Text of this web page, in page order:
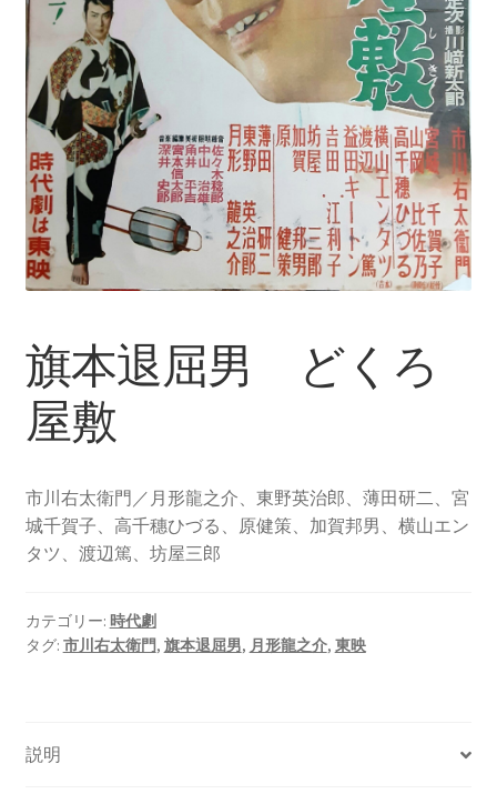
旗本退屈男 どくろ
屋敷
市川右太衛門／月形龍之介、東野英治郎、薄田研二、宮
城千賀子、高千穗ひづる、原健策、加賀邦男、横山エン
タツ、渡辺篤、坊屋三郎
カテゴリー: 時代劇
タグ: 市川右太衛門, 旗本退屈男, 月形龍之介, 東映
説明